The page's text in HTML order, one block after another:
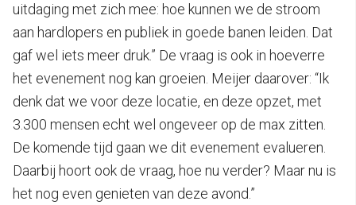
uitdaging met zich mee: hoe kunnen we de stroom
aan hardlopers en publiek in goede banen leiden. Dat
gaf wel iets meer druk.” De vraag is ook in hoeverre
het evenement nog kan groeien. Meijer daarover: “Ik
denk dat we voor deze locatie, en deze opzet, met
3.300 mensen echt wel ongeveer op de max zitten.
De komende tijd gaan we dit evenement evalueren.
Daarbij hoort ook de vraag, hoe nu verder? Maar nu is
het nog even genieten van deze avond.”